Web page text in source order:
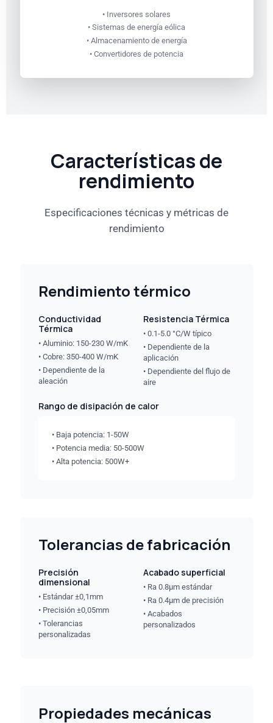
• Inversores solares
• Sistemas de energía eólica
• Almacenamiento de energía
• Convertidores de potencia
Características de
rendimiento
Especificaciones técnicas y métricas de
rendimiento
Rendimiento térmico
Conductividad
Térmica
• Aluminio: 150-230 W/mK
• Cobre: 350-400 W/mK
• Dependiente de la
aleación
Resistencia Térmica
• 0.1-5.0 °C/W típico
• Dependiente de la
aplicación
• Dependiente del flujo de
aire
Rango de disipación de calor
• Baja potencia: 1-50W
• Potencia media: 50-500W
• Alta potencia: 500W+
Tolerancias de fabricación
Precisión
dimensional
• Estándar ±0,1mm
• Precisión ±0,05mm
• Tolerancias
personalizadas
Acabado superficial
• Ra 0.8μm estándar
• Ra 0.4μm de precisión
• Acabados
personalizados
Propiedades mecánicas